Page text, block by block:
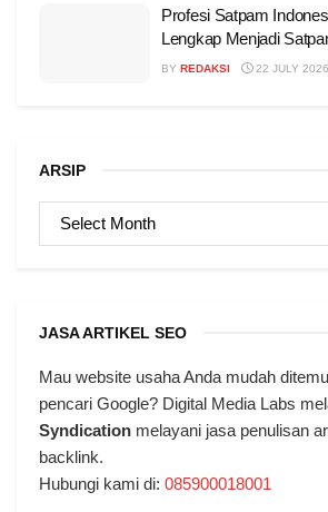
Profesi Satpam
Lengkap Menjadi
BY REDAKSI 22 JULY 2026
ARSIP
ARSIP
JASA ARTIKEL SEO
Mau website usaha Anda mudah
pencari Google? Digital Media Labs
Syndication melayani jasa penulisan
backlink.
Hubungi kami di: 085900018001